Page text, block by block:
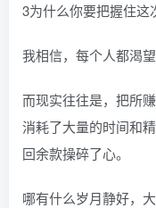
3为什么你要把握住这
我相信，每个人都渴
而现实往往是，把所
消耗了大量的时间和
回余款操碎了心。
哪有什么岁月静好，